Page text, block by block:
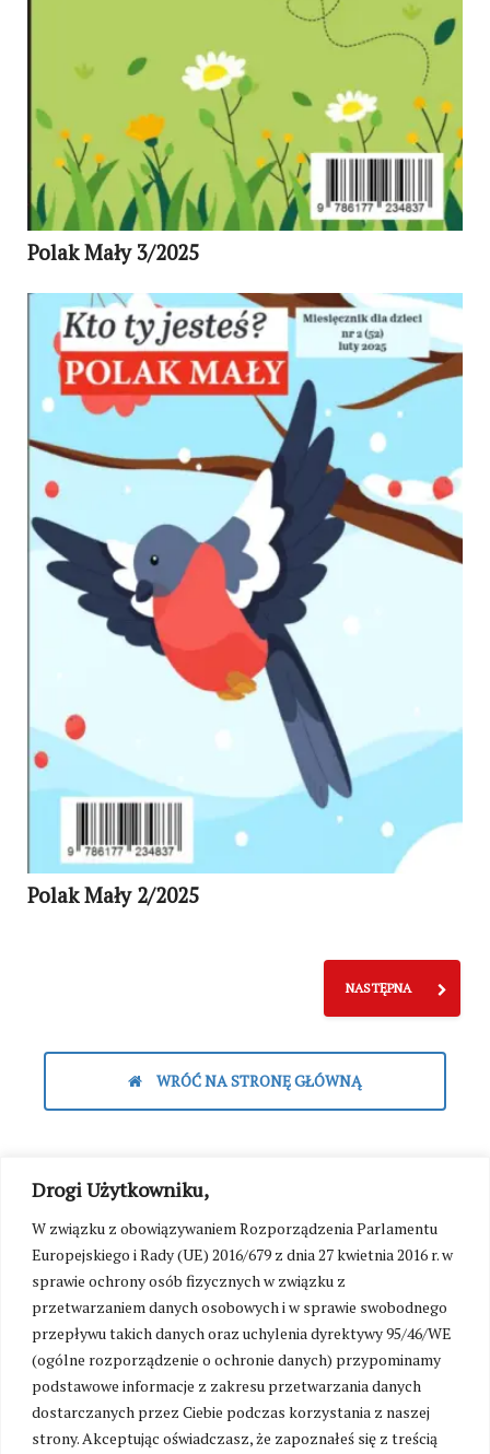
Drogi Użytkowniku,
W związku z obowiązywaniem Rozporządzenia Parlamentu
Europejskiego i Rady (UE) 2016/679 z dnia 27 kwietnia 2016 r. w
sprawie ochrony osób fizycznych w związku z
przetwarzaniem danych osobowych i w sprawie swobodnego
przepływu takich danych oraz uchylenia dyrektywy 95/46/WE
(ogólne rozporządzenie o ochronie danych) przypominamy
podstawowe informacje z zakresu przetwarzania danych
dostarczanych przez Ciebie podczas korzystania z naszej
strony. Akceptując oświadczasz, że zapoznałeś się z treścią
Polak Mały 3/2025
Polak Mały 2/2025
NASTĘPNA
WRÓĆ NA STRONĘ GŁÓWNĄ